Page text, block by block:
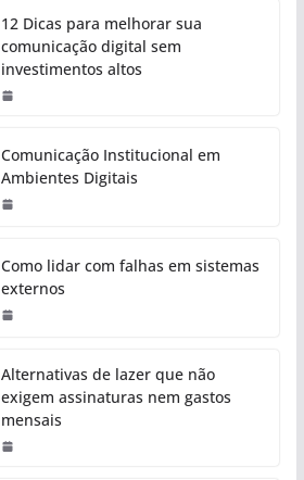
12 Dicas para melhorar sua
comunicação digital sem
investimentos altos
Comunicação Institucional em
Ambientes Digitais
Como lidar com falhas em sistemas
externos
Alternativas de lazer que não
exigem assinaturas nem gastos
mensais